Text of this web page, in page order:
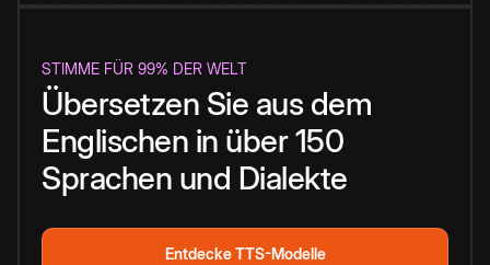
STIMME FÜR 99% DER WELT
Übersetzen Sie aus dem
Englischen in über 150
Sprachen und Dialekte
Entdecke TTS-Modelle